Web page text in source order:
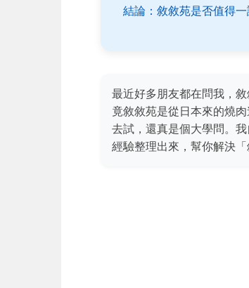
結論：敘敘苑是否值得一
最近好多朋友都在問我，
竟敘敘苑是從日本來的燒
去試，還真是個大學問。
經驗整理出來，幫你解決「